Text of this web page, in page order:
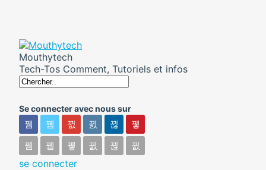
Mouthytech
Tech-Tos Comment, Tutoriels et infos
Se connecter avec nous sur
se connecter